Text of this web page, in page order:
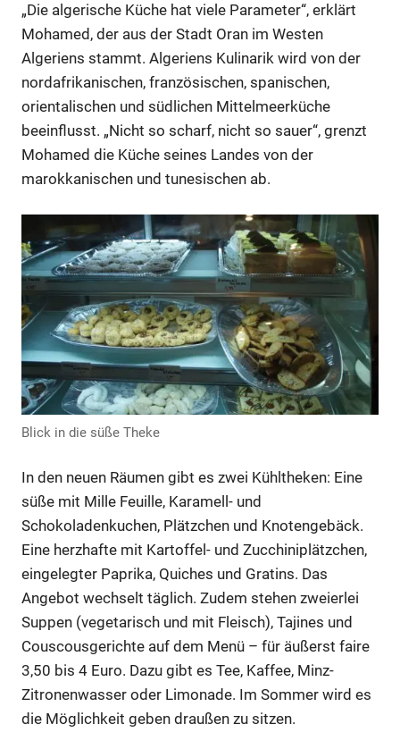
Anzeige
Anzeige
Anzeige
Anzeige
„Die algerische Küche hat viele Parameter“, erklärt
Mohamed, der aus der Stadt Oran im Westen
Algeriens stammt. Algeriens Kulinarik wird von der
nordafrikanischen, französischen, spanischen,
orientalischen und südlichen Mittelmeerküche
beeinflusst. „Nicht so scharf, nicht so sauer“, grenzt
Mohamed die Küche seines Landes von der
marokkanischen und tunesischen ab.
Blick in die süße Theke
In den neuen Räumen gibt es zwei Kühltheken: Eine
süße mit Mille Feuille, Karamell- und
Schokoladenkuchen, Plätzchen und Knotengebäck.
Eine herzhafte mit Kartoffel- und Zucchiniplätzchen,
eingelegter Paprika, Quiches und Gratins. Das
Angebot wechselt täglich. Zudem stehen zweierlei
Suppen (vegetarisch und mit Fleisch), Tajines und
Couscousgerichte auf dem Menü – für äußerst faire
3,50 bis 4 Euro. Dazu gibt es Tee, Kaffee, Minz-
Zitronenwasser oder Limonade. Im Sommer wird es
die Möglichkeit geben draußen zu sitzen.